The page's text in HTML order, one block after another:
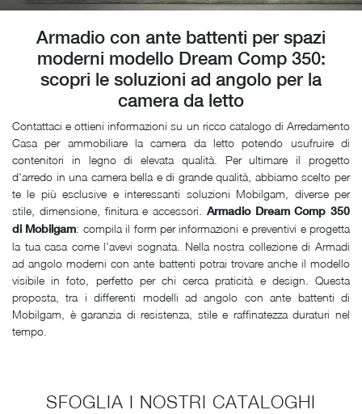
Armadio con ante battenti per spazi
moderni modello Dream Comp 350:
scopri le soluzioni ad angolo per la
camera da letto
Contattaci e ottieni informazioni su un ricco catalogo di Arredamento
Casa per ammobiliare la camera da letto potendo usufruire di
contenitori in legno di elevata qualità. Per ultimare il progetto
d'arredo in una camera bella e di grande qualità, abbiamo scelto per
te le più esclusive e interessanti soluzioni Mobilgam, diverse per
stile, dimensione, finitura e accessori. Armadio Dream Comp 350
di Mobilgam: compila il form per informazioni e preventivi e progetta
la tua casa come l'avevi sognata. Nella nostra collezione di Armadi
ad angolo moderni con ante battenti potrai trovare anche il modello
visibile in foto, perfetto per chi cerca praticità e design. Questa
proposta, tra i differenti modelli ad angolo con ante battenti di
Mobilgam, è garanzia di resistenza, stile e raffinatezza duraturi nel
tempo.
SFOGLIA I NOSTRI CATALOGHI